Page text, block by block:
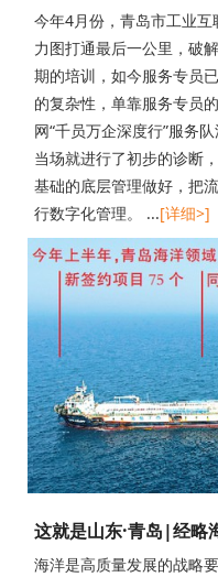
今年4月份，青岛市工业互
力图打通最后一公里，破
期的培训，如今服务专员
的复杂性，单靠服务专
网“千员万企深度行”服务
当场就进行了初步的诊断
基础的底层管理做好，把
行数字化管理。 ...[详细>]
这就是山东·青岛|经略
海洋是高质量发展的战略